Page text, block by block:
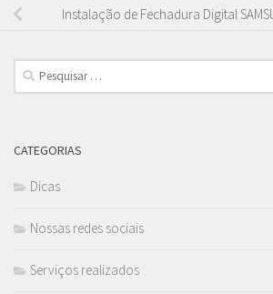
Instalação de Fechadura Digital
Pesquisar
por:
CATEGORIAS
Dicas
Nossas redes sociais
Serviços realizados